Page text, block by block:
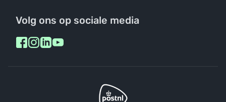
Volg ons op sociale media